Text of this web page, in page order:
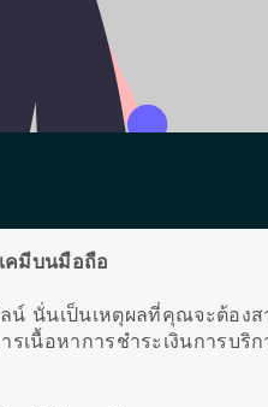
คมีบนมือถือ
น์ นั่นเป็นเหตุผลที่คุณจะต้อง
เนื้อหาการชำระเงินการ